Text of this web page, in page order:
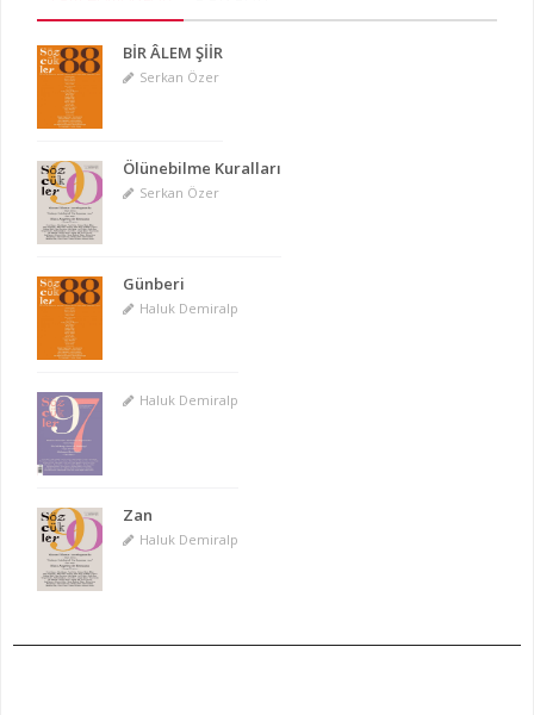
BİR ÂLEM ŞİİR
Serkan Özer
Ölünebilme Kuralları
Serkan Özer
Günberi
Haluk Demiralp
Haluk Demiralp
Zan
Haluk Demiralp